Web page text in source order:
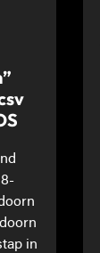
in